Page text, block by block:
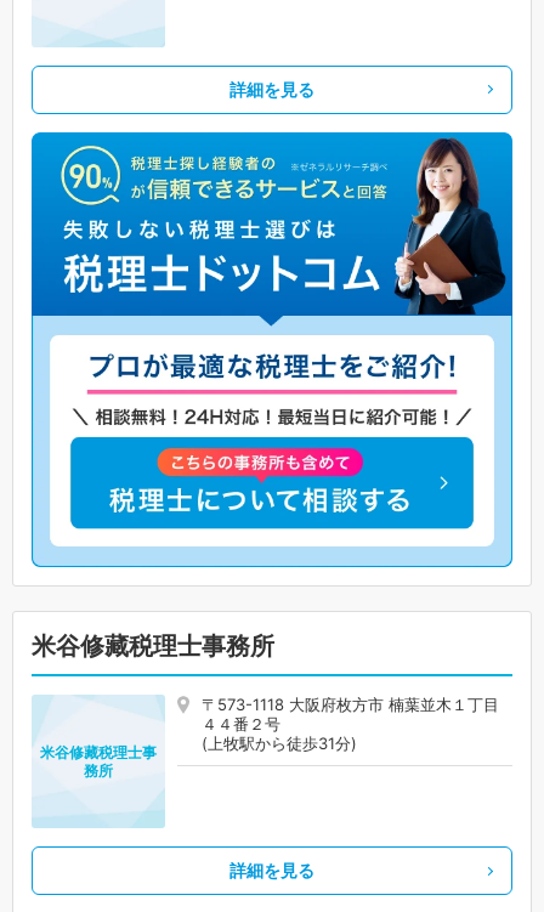
詳細を見る
米谷修藏税理士事務所
〒573-1118 大阪府枚方市 楠葉並木１丁目
４４番２号
(上牧駅から徒歩31分)
米谷修藏税理士事
務所
詳細を見る